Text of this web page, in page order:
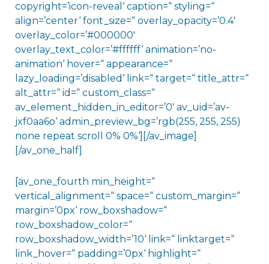
copyright=’icon-reveal‘ caption=“ styling=“
align=’center‘ font_size=“ overlay_opacity=’0.4′
overlay_color=’#000000′
overlay_text_color=’#ffffff‘ animation=’no-
animation‘ hover=“ appearance=“
lazy_loading=’disabled‘ link=“ target=“ title_attr=“
alt_attr=“ id=“ custom_class=“
av_element_hidden_in_editor=’0′ av_uid=’av-
jxf0aa6o‘ admin_preview_bg=’rgb(255, 255, 255)
none repeat scroll 0% 0%‘][/av_image]
[/av_one_half]
[av_one_fourth min_height=“
vertical_alignment=“ space=“ custom_margin=“
margin=’0px‘ row_boxshadow=“
row_boxshadow_color=“
row_boxshadow_width=’10‘ link=“ linktarget=“
link_hover=“ padding=’0px‘ highlight=“